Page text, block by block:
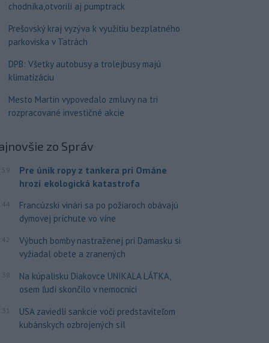
chodníka,otvorili aj pumptrack
Prešovský kraj vyzýva k využitiu bezplatného
parkoviska v Tatrách
DPB: Všetky autobusy a trolejbusy majú
klimatizáciu
Mesto Martin vypovedalo zmluvy na tri
rozpracované investičné akcie
zo Správ
Pre únik ropy z tankera pri Ománe
hrozí ekologická katastrofa
Francúzski vinári sa po požiaroch obávajú
dymovej príchute vo víne
Výbuch bomby nastraženej pri Damasku si
vyžiadal obete a zranených
Na kúpalisku Diakovce UNIKALA LÁTKA,
osem ľudí skončilo v nemocnici
USA zaviedli sankcie voči predstaviteľom
kubánskych ozbrojených síl